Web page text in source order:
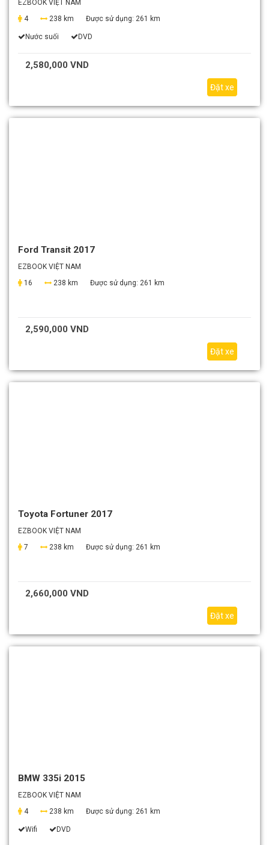
EZBOOK VIỆT NAM
4
238 km Được sử dụng: 261 km
Nước suối DVD
2,580,000 VND
Đặt xe
Ford Transit 2017
EZBOOK VIỆT NAM
16
238 km Được sử dụng: 261 km
2,590,000 VND
Đặt xe
Toyota Fortuner 2017
EZBOOK VIỆT NAM
7
238 km Được sử dụng: 261 km
2,660,000 VND
Đặt xe
BMW 335i 2015
EZBOOK VIỆT NAM
4
238 km Được sử dụng: 261 km
Wifi DVD